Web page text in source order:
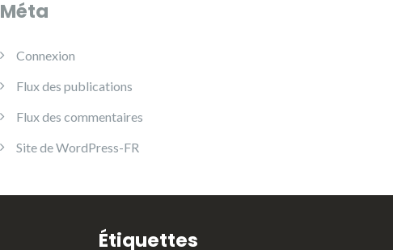
Méta
Connexion
Flux des publications
Flux des commentaires
Site de WordPress-FR
Étiquettes